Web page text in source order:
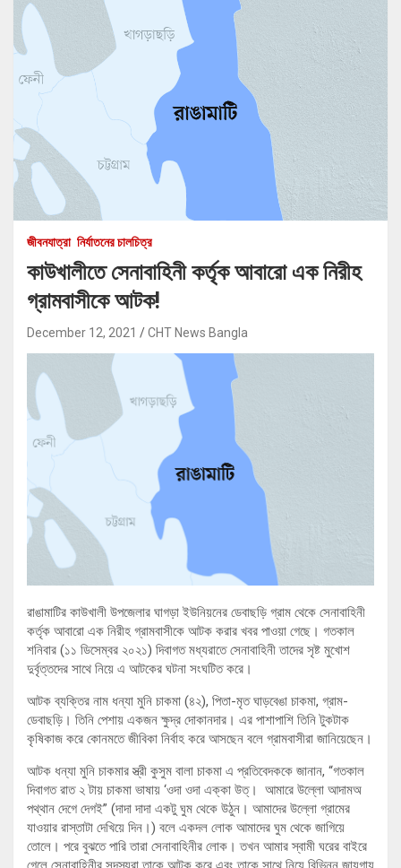
জীবনযাত্রা নির্যাতনের চালচিত্র
কাউখালীতে সেনাবাহিনী কর্তৃক আবারো এক নিরীহ
গ্রামবাসীকে আটক!
December 12, 2021 CHT News Bangla
রাঙামাটির কাউখালী উপজেলার ঘাগড়া ইউনিয়নের ডেবাছড়ি গ্রাম থেকে সেনাবাহিনী
কর্তৃক আবারো এক নিরীহ গ্রামবাসীকে আটক করার খবর পাওয়া গেছে। গতকাল
শনিবার (১১ ডিসেম্বর ২০২১) দিবাগত মধ্যরাতে সেনাবাহিনী তাদের সৃষ্ট মুখোশ
দুর্বৃত্তদের সাথে নিয়ে এ আটকের ঘটনা সংঘটিত করে।
আটক ব্যক্তির নাম ধন্যা মুনি চাকমা (৪২), পিতা-মৃত ঘাড়বেঙা চাকমা, গ্রাম-
ডেবাছড়ি। তিনি পেশায় একজন ক্ষুদ্র দোকানদার। এর পাশাপাশি তিনি টুকটাক
কৃষিকাজ করে কোনমতে জীবিকা নির্বাহ করে আসছেন বলে গ্রামবাসীরা জানিয়েছেন।
আটক ধন্যা মুনি চাকমার স্ত্রী কুসুম বালা চাকমা এ প্রতিবেদককে জানান, “গতকাল
দিবাগত রাত ২ টায় চাকমা ভাষায় ‘ওদা ওদা এক্কা উত্। আমারে উল্লো আদামঅ
পথ্থান দেগে দেগই” (দাদা দাদা একটু ঘুম থেকে উঠুন। আমাদের উল্লো গ্রামের
যাওয়ার রাস্তাটা দেখিয়ে দিন।) বলে একদল লোক আমাদের ঘুম থেকে জাগিয়ে
তোলে। পরে বুঝতে পারি তারা সেনাবাহিনীর লোক। তখন আমার স্বামী ঘরের বাইরে